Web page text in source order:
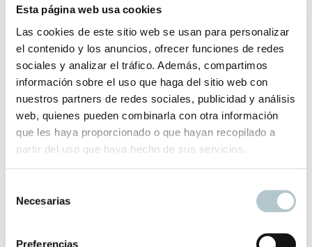
Esta página web usa cookies
Las cookies de este sitio web se usan para personalizar
el contenido y los anuncios, ofrecer funciones de redes
sociales y analizar el tráfico. Además, compartimos
información sobre el uso que haga del sitio web con
nuestros partners de redes sociales, publicidad y análisis
web, quienes pueden combinarla con otra información
que les haya proporcionado o que hayan recopilado a
partir del uso que haya hecho de sus servicios.
Necesarias
Preferencias
Complementos clave para conseguir el estilo que buscas
270,00€
Plaid Algodón Blanco Roto
Tonos fáciles de combinar